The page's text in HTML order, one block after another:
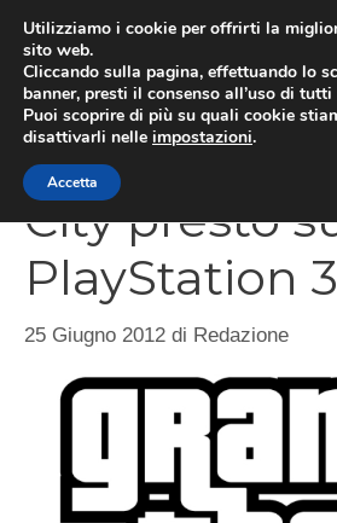
contenuto
GTA 3 e GTA
City presto
PlayStation
25 Giugno 2012 di Redazione
Utilizziamo i cookie per offrirti la
sito web.
Cliccando sulla pagina, effettuando lo
banner, presti il consenso all’uso di
Puoi scoprire di più su quali cookie
disattivarli nelle impostazioni.
Accetta